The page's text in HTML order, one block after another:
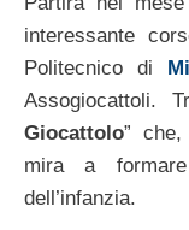
interessante
Politecnico di
Assogiocattoli.
Giocattolo” che,
mira a
dell’infanzia.